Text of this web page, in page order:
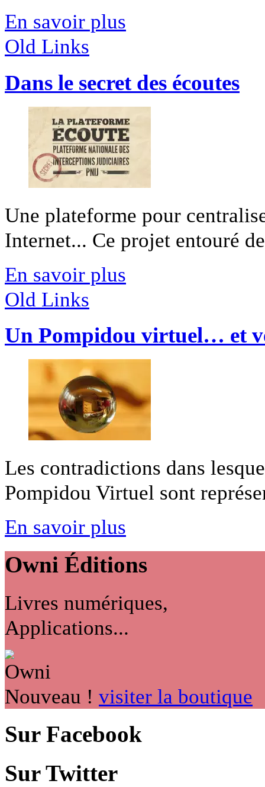
En savoir plus
Old Links
Dans le secret des écoutes
Une plateforme pour
Internet... Ce projet entouré
En savoir plus
Old Links
Un Pompidou virtuel… et
Les contradictions dans
Pompidou Virtuel sont
En savoir plus
Owni Éditions
Livres numériques,
Applications...
Nouveau ! visiter la boutique
Sur Facebook
Sur Twitter